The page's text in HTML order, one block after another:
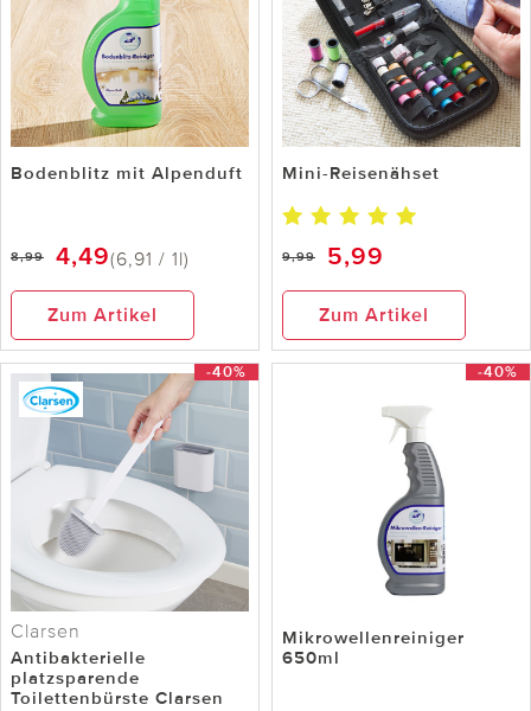
Bodenblitz mit Alpenduft
8,99 4,49(6,91 / 1l)
Zum Artikel
Mini-Reisenähset
9,99 5,99
Zum Artikel
-40%
Clarsen
Antibakterielle
platzsparende
Toilettenbürste Clarsen
-40%
Mikrowellenreiniger
650ml